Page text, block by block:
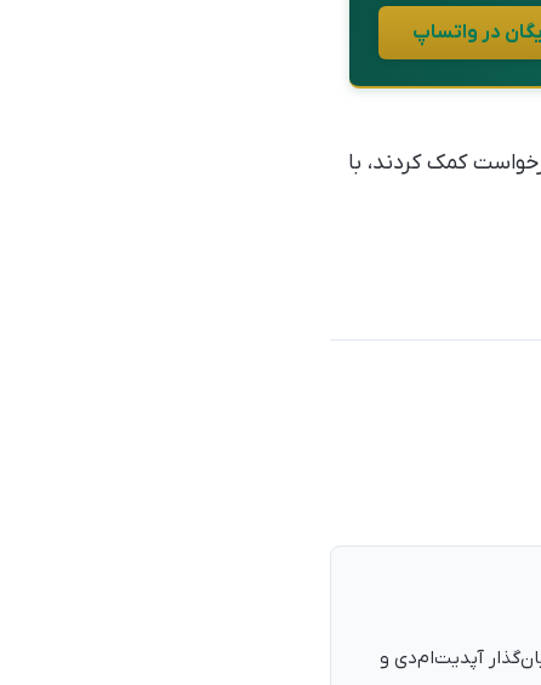
کمک کردند، با
پزشک با شمارهٔ نظام پزشکی ۱۳۵۴۰۵، فارغ‌التحصیل ۱۳۹۰. بنیان‌گذار آپدیت‌ام‌دی و